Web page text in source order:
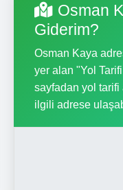
Osman
Giderim?
Osman Kaya
yer alan "Yol
sayfadan yol tarifi
ilgili adrese